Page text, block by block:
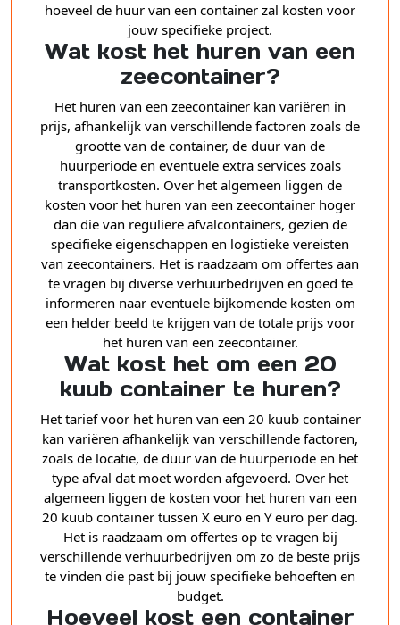
hoeveel de huur van een container zal kosten voor
jouw specifieke project.
Wat kost het huren van een
zeecontainer?
Het huren van een zeecontainer kan variëren in
prijs, afhankelijk van verschillende factoren zoals de
grootte van de container, de duur van de
huurperiode en eventuele extra services zoals
transportkosten. Over het algemeen liggen de
kosten voor het huren van een zeecontainer hoger
dan die van reguliere afvalcontainers, gezien de
specifieke eigenschappen en logistieke vereisten
van zeecontainers. Het is raadzaam om offertes aan
te vragen bij diverse verhuurbedrijven en goed te
informeren naar eventuele bijkomende kosten om
een helder beeld te krijgen van de totale prijs voor
het huren van een zeecontainer.
Wat kost het om een 20
kuub container te huren?
Het tarief voor het huren van een 20 kuub container
kan variëren afhankelijk van verschillende factoren,
zoals de locatie, de duur van de huurperiode en het
type afval dat moet worden afgevoerd. Over het
algemeen liggen de kosten voor het huren van een
20 kuub container tussen X euro en Y euro per dag.
Het is raadzaam om offertes op te vragen bij
verschillende verhuurbedrijven om zo de beste prijs
te vinden die past bij jouw specifieke behoeften en
budget.
Hoeveel kost een container